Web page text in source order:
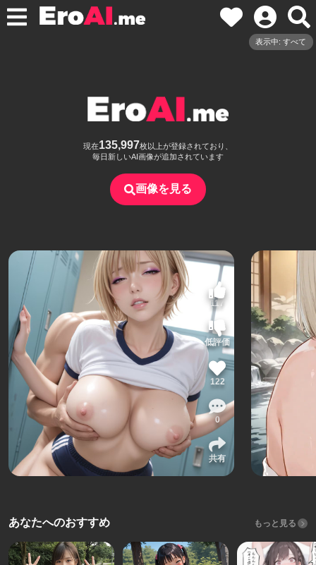
表示中: すべて
現在135,997枚以上が登録されており、
毎日新しいAI画像が追加されています
画像を見る
117
低評価
122
0
共有
あなたへのおすすめ もっと見る